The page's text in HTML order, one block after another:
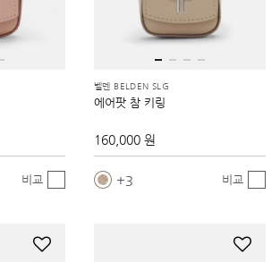
비교
벨덴 BELDEN SLG
에어팟 참 키링
160,000 원
3 비교